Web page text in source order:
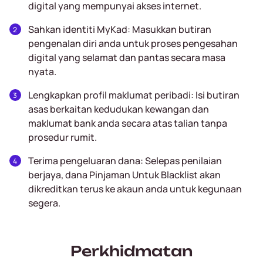
digital yang mempunyai akses internet.
Sahkan identiti MyKad: Masukkan butiran
pengenalan diri anda untuk proses pengesahan
digital yang selamat dan pantas secara masa
nyata.
Lengkapkan profil maklumat peribadi: Isi butiran
asas berkaitan kedudukan kewangan dan
maklumat bank anda secara atas talian tanpa
prosedur rumit.
Terima pengeluaran dana: Selepas penilaian
berjaya, dana Pinjaman Untuk Blacklist akan
dikreditkan terus ke akaun anda untuk kegunaan
segera.
Perkhidmatan